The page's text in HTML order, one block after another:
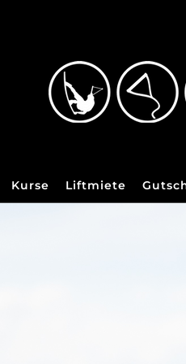
Kurse Liftmiete